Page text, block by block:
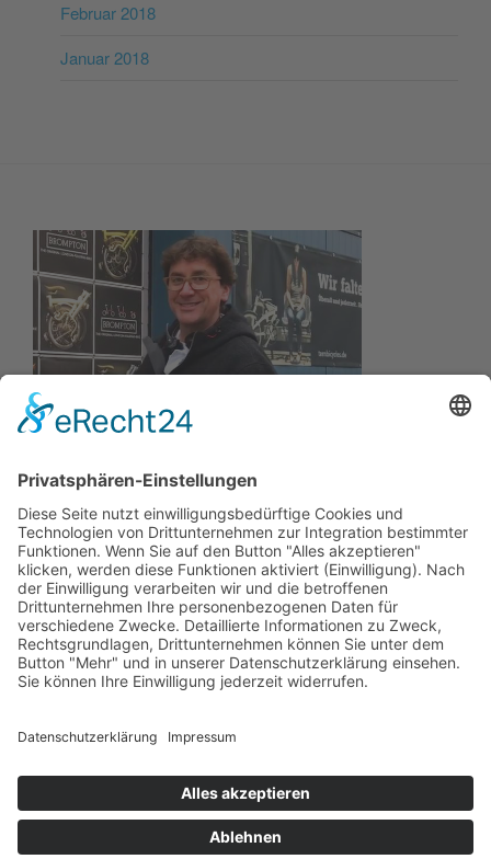
Februar 2018
Januar 2018
Wir wollen Ihr persönlicher Online Marine Spezialist sein,
der sich auf die Fahne geschrieben hat, der zuverlässigste
und preiswerteste Anbieter zu sein.
Wir sind ständig im Wachstum und wissen Ihr Vertrauen zu
schätzen.
Kay-Lucas Kaniewski